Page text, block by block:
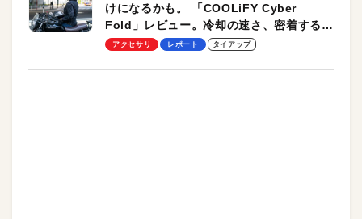
けになるかも。 「COOLiFY Cyber
Fold」レビュー。冷却の速さ、密着する冷
却プレート、シンプルな操作性がグッド！
アクセサリ レポート タイアップ